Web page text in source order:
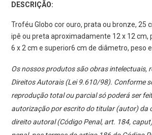
DESCRIÇÃO:
Troféu Globo cor ouro, prata ou bronze, 25
ipê ou preta aproximadamente 12 x 12 cm,
6 x 2 cm e superior6 cm de diâmetro, peso
Os nossos produtos são obras intelectuais,
Direitos Autorais (Lei 9.610/98). Conforme
reprodução total ou parcial só poderá ser
autorização por escrito do titular (autor) da
direito autoral (Código Penal, art. 184,